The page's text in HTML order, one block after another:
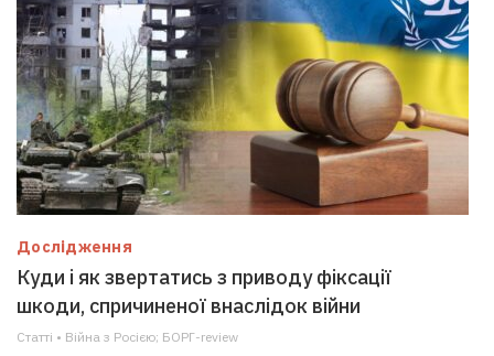
Дослідження
Куди і як звертатись з приводу фіксації
шкоди, спричиненої внаслідок війни
Статті • Війна з Росією; БОРГ-review